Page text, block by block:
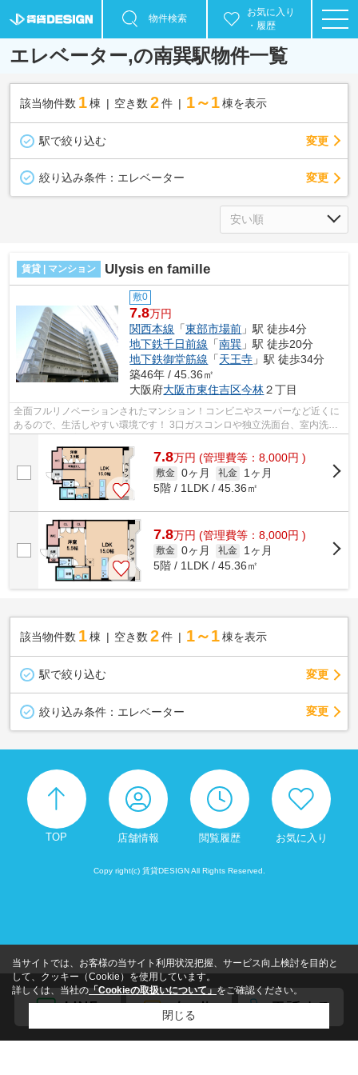
物件検索
お気に入り
・履歴
エレベーター,の南巽駅物件一覧
該当物件数 1棟 空き数 2 件 1～1 棟を表示
駅で絞り込む 変更
絞り込み条件： エレベーター 変更
賃貸 | マンション Ulysis en famille
敷0
7.8万円
関西本線 「東部市場前 」駅 徒歩4分
地下鉄千日前線 「南巽 」駅 徒歩20分
地下鉄御堂筋線 「天王寺 」駅 徒歩34分
築46年 / 45.36㎡
大阪府大阪市東住吉区今林２丁目
全面フルリノベーションされたマンション！コンビニやスーパーなど近くに
あるので、生活しやすい環境です！ 3口ガスコンロや独立洗面台、室内洗濯
機置場など充実した設備がございます...
7.8万円 (管理費等：8,000円 )
敷金 0ヶ月 礼金
1ヶ月
5階 / 1LDK / 45.36㎡
7.8万円 (管理費等：8,000円 )
敷金 0ヶ月 礼金
1ヶ月
5階 / 1LDK / 45.36㎡
該当物件数 1棟 空き数 2 件 1～1 棟を表示
駅で絞り込む 変更
絞り込み条件： エレベーター 変更
TOP 店舗情報 閲覧履歴 お気に入り
Copy right(c) 賃貸DESIGN All Rights Reserved.
当サイトでは、お客様の当サイト利用状況把握、サービス向上検討を目的と
して、クッキー（Cookie）を使用しています。
詳しくは、当社の 「Cookieの取扱いについて」 をご確認ください。
閉じる